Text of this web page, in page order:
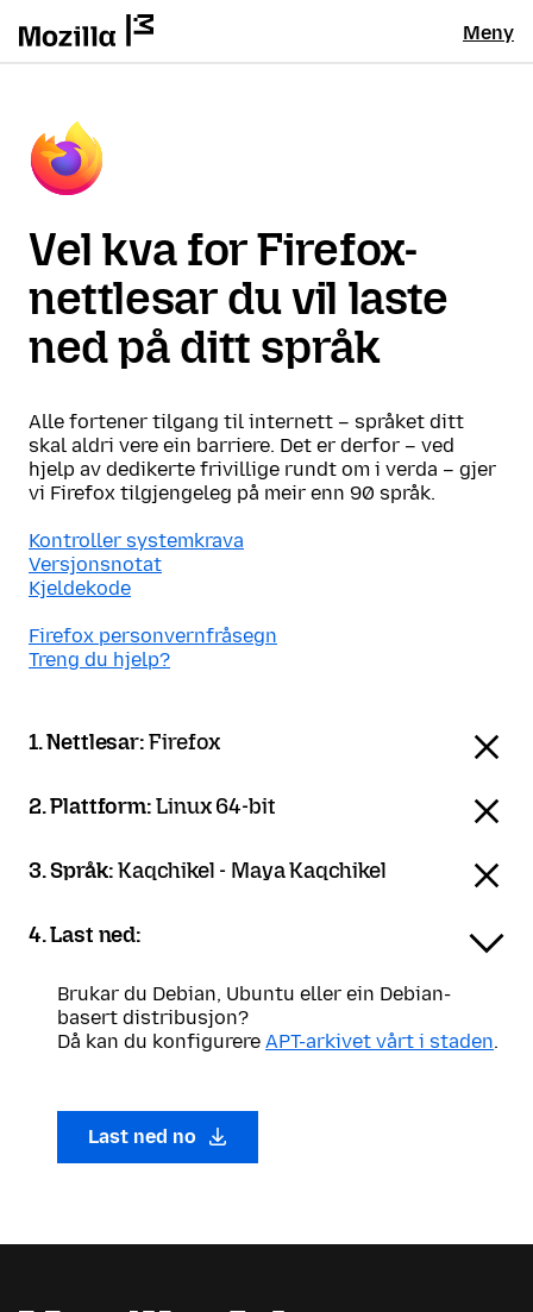
Meny
Vel kva for Firefox-
nettlesar du vil laste
ned på ditt språk
Alle fortener tilgang til internett – språket ditt
skal aldri vere ein barriere. Det er derfor – ved
hjelp av dedikerte frivillige rundt om i verda – gjer
vi Firefox tilgjengeleg på meir enn 90 språk.
Kontroller systemkrava
Versjonsnotat
Kjeldekode
Firefox personvernfråsegn
Treng du hjelp?
1. Nettlesar:Firefox
2. Plattform:Linux 64-bit
3. Språk:Kaqchikel - Maya Kaqchikel
4. Last ned:
Brukar du Debian, Ubuntu eller ein Debian-
basert distribusjon?
Då kan du konfigurere APT-arkivet vårt i staden.
Last ned no